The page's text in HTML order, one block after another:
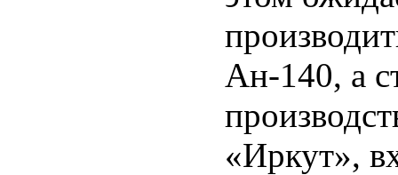
Ан-140, а
«Иркут»,